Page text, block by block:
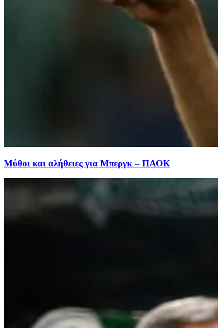
Μύθοι και αλήθειες για Μπεργκ – ΠΑΟΚ